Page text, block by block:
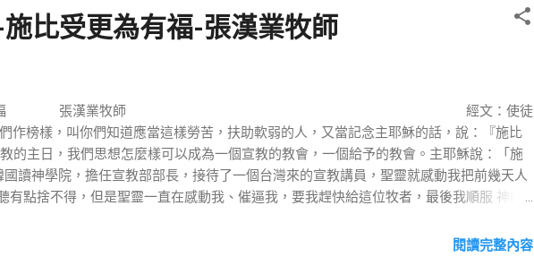
比受更為有福-張漢業牧師
有福 張漢業牧師 經文：使徒
作榜樣，叫你們知道應當這樣勞苦，扶助軟弱的人，又當記念主耶穌的話，說：『施比
的主日，我們思想怎麼樣可以成為一個宣教的教會，一個給予的教會。主耶穌說：「施
讀神學院，擔任宣教部部長，接待了一個台灣來的宣教講員，聖靈就感動我把前幾天人
有點捨不得，但是聖靈一直在感動我、催逼我，要我趕快給這位牧者，最後我順服 神的
閱讀完整內容